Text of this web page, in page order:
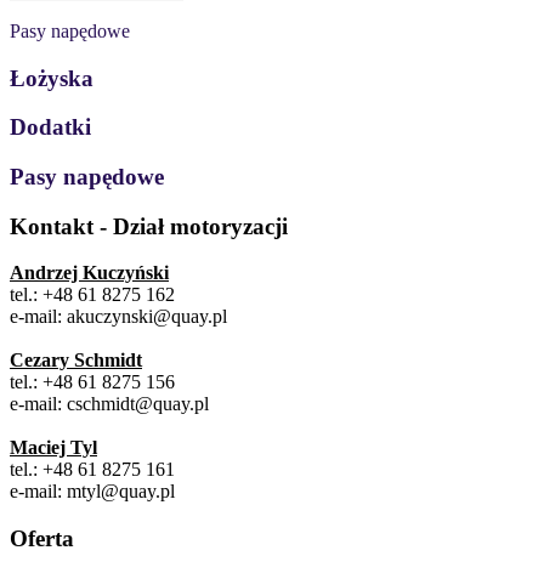
Pasy napędowe
Łożyska
Dodatki
Pasy napędowe
Kontakt - Dział motoryzacji
Andrzej Kuczyński
tel.: +48 61 8275 162
e-mail: akuczynski@quay.pl
Cezary Schmidt
tel.: +48 61 8275 156
e-mail: cschmidt@quay.pl
Maciej Tyl
tel.: +48 61 8275 161
e-mail: mtyl@quay.pl
Oferta